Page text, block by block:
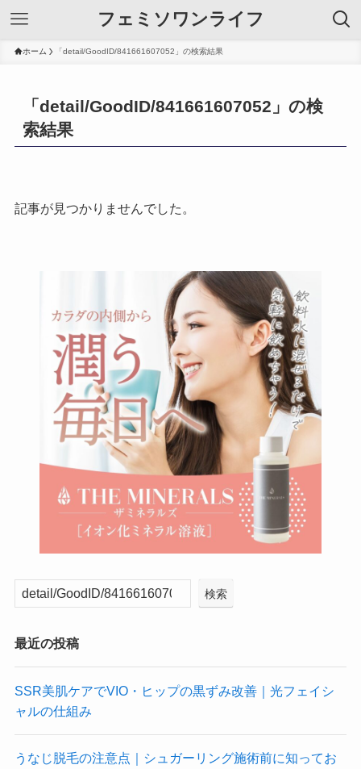
フェミソワンライフ
ホーム 「detail/GoodID/841661607052」の検索結果
「detail/GoodID/841661607052」の検
索結果
記事が見つかりませんでした。
検索
最近の投稿
SSR美肌ケアでVIO・ヒップの黒ずみ改善｜光フェイシ
ャルの仕組み
うなじ脱毛の注意点｜シュガーリング施術前に知ってお